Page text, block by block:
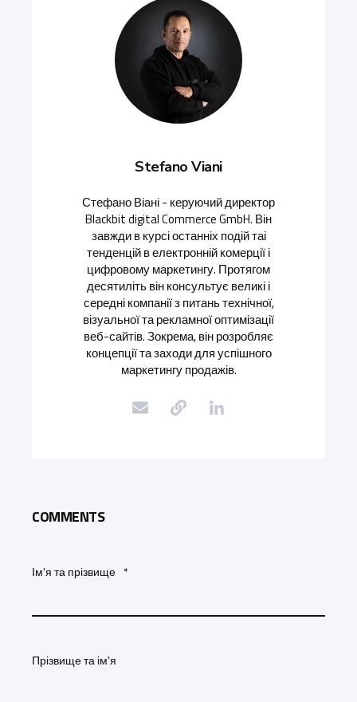
Stefano Viani
Стефано Віані - керуючий директор
Blackbit digital Commerce GmbH. Він
завжди в курсі останніх подій таі
тенденцій в електронній комерції і
цифровому маркетингу. Протягом
десятиліть він консультує великі і
середні компанії з питань технічної,
візуальної та рекламної оптимізації
веб-сайтів. Зокрема, він розробляє
концепції та заходи для успішного
маркетингу продажів.
COMMENTS
Ім'я та прізвище *
Прізвище та ім'я